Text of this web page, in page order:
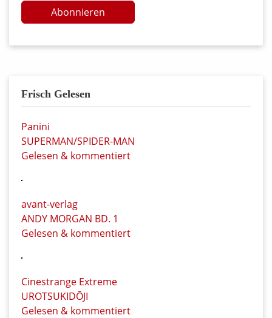
Abonnieren
Frisch Gelesen
Panini
SUPERMAN/SPIDER-MAN
Gelesen & kommentiert
avant-verlag
ANDY MORGAN BD. 1
Gelesen & kommentiert
Cinestrange Extreme
UROTSUKIDŌJI
Gelesen & kommentiert